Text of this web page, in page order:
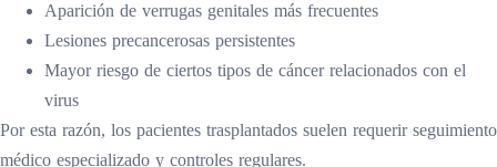
Aparición de verrugas genitales más frecuentes
Lesiones precancerosas persistentes
Mayor riesgo de ciertos tipos de cáncer relacionados con el
virus
Por esta razón, los pacientes trasplantados suelen requerir seguimiento
médico especializado y controles regulares.